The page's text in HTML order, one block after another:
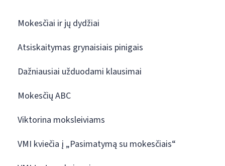
Mokesčiai ir jų dydžiai
Atsiskaitymas grynaisiais pinigais
Dažniausiai užduodami klausimai
Mokesčių ABC
Viktorina moksleiviams
VMI kviečia į „Pasimatymą su mokesčiais“